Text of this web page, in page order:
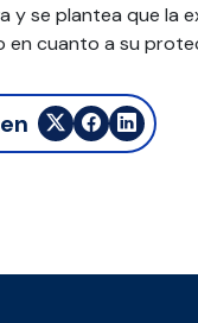
y se plantea que la
en cuanto a su